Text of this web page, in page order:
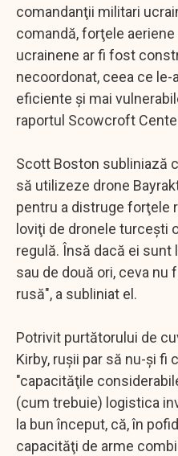
comandanţii militari
comandă, forţele aeriene
ucrainene ar fi fost
necoordonat, ceea ce
eficiente şi mai
raportul Scowcroft
Scott Boston subliniază
să utilizeze drone
pentru a distruge forţele
loviţi de dronele turceşti
regulă. Însă dacă ei sunt
sau de două ori, ceva nu
rusă", a subliniat el.
Potrivit purtătorului de
Kirby, ruşii par să nu-şi fi
"capacităţile
(cum trebuie) logistica
la bun început, că, în
capacităţi de arme